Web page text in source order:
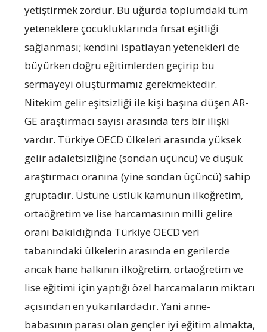
yetiştirmek zordur. Bu uğurda toplumdaki tüm
yeteneklere çocukluklarında fırsat eşitliği
sağlanması; kendini ispatlayan yetenekleri de
büyürken doğru eğitimlerden geçirip bu
sermayeyi oluşturmamız gerekmektedir.
Nitekim gelir eşitsizliği ile kişi başına düşen AR-
GE araştırmacı sayısı arasında ters bir ilişki
vardır. Türkiye OECD ülkeleri arasında yüksek
gelir adaletsizliğine (sondan üçüncü) ve düşük
araştırmacı oranına (yine sondan üçüncü) sahip
gruptadır. Üstüne üstlük kamunun ilköğretim,
ortaöğretim ve lise harcamasının milli gelire
oranı bakıldığında Türkiye OECD veri
tabanındaki ülkelerin arasında en gerilerde
ancak hane halkının ilköğretim, ortaöğretim ve
lise eğitimi için yaptığı özel harcamaların miktarı
açısından en yukarılardadır. Yani anne-
babasının parası olan gençler iyi eğitim almakta,